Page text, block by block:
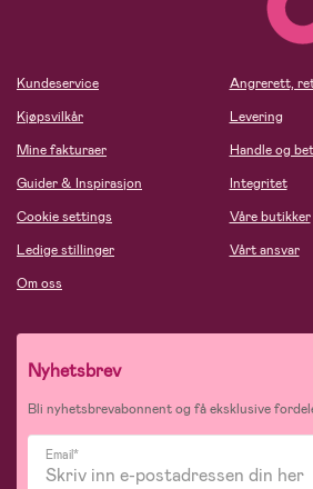
Kundeservice
Kjøpsvilkår
Mine fakturaer
Guider & Inspirasjon
Cookie settings
Ledige stillinger
Om oss
Angrerett,
Levering
Handle og
Integritet
Våre butikker
Vårt ansvar
Nyhetsbrev
Bli nyhetsbrevabonnent og få eksklusive
Email*